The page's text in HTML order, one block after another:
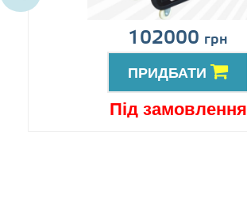
102000 грн
ПРИДБАТИ
Під замовлення